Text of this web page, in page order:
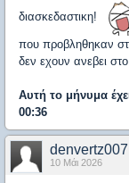
διασκεδαστικη!
που προβληθηκαν
δεν εχουν ανεβει στο
Αυτή το μήνυμα
00:36
denvertz007
10 Μάι 2026